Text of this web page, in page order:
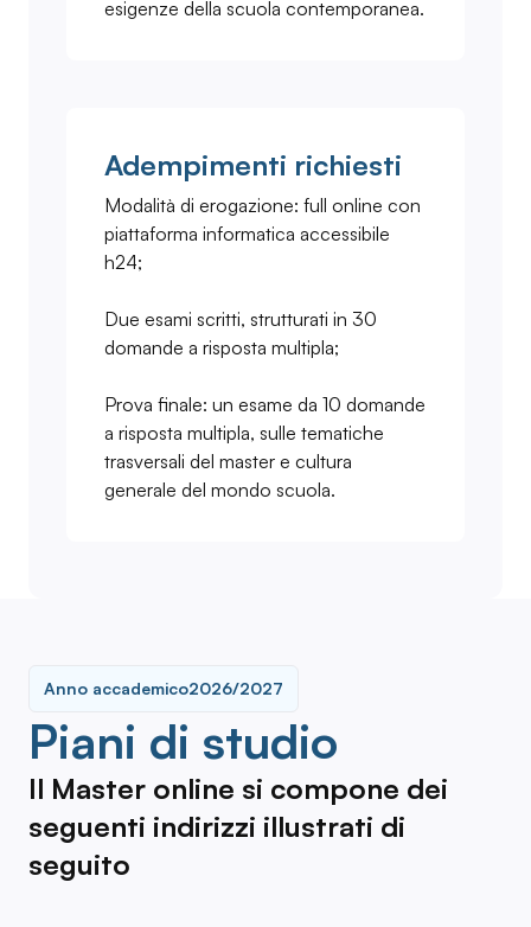
esigenze della scuola contemporanea.
Adempimenti richiesti
Modalità di erogazione: full online con
piattaforma informatica accessibile
h24;
Due esami scritti, strutturati in 30
domande a risposta multipla;
Prova finale: un esame da 10 domande
a risposta multipla, sulle tematiche
trasversali del master e cultura
generale del mondo scuola.
Piani di studio
Anno accademico2026/2027
Il Master online si compone dei
seguenti indirizzi illustrati di
seguito